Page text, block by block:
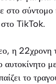
στο σύντομο
TikTok.
η 22χρονη
αυτοκίνητο
το